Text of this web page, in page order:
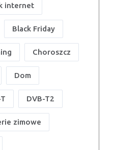
internet
Black Friday
Choroszcz
Dom
DVB-T2
zimowe